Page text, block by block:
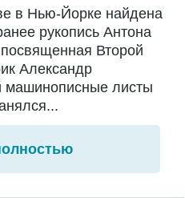
в Нью-Йорке найдена
рукопись Антона
Второй
Александр
машинописные листы